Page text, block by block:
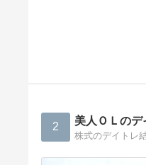
2 美人ＯＬの
株式のデイトレ